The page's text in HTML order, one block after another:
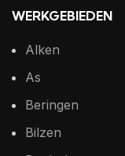
WERKGEBIEDEN
Alken
As
Beringen
Bilzen